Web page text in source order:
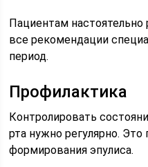
Пациентам
все рекомендации
период.
Профилактика
Контролировать
рта нужно регулярно.
формирования эпулиса.